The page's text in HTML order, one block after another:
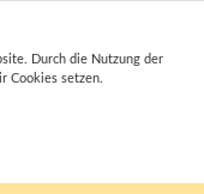
Durch die Nutzung der
Cookies setzen.